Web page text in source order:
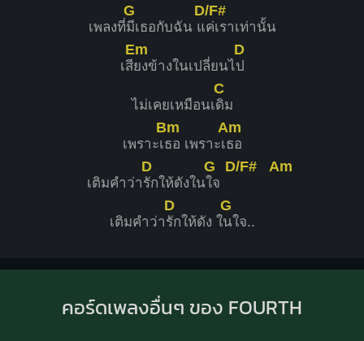
เพลงที่
G
มีเธอกับฉัน แ
D/F#
ค่เราเท่านั้น
เสี
Em
ยงข้างในเปลี่ยนไ
D
ป
ไม่เคยเหมือนเ
C
ดิม
เพราะเ
Bm
ธอ เพราะเ
Am
ธอ
เติมคำว่า
D
รักให้ดังใน
G
ใจ
D/F# Am
เติมคำว่า
D
รักให้ดัง ใ
G
นใจ..
คอร์ดเพลงอื่นๆ ของ FOURTH